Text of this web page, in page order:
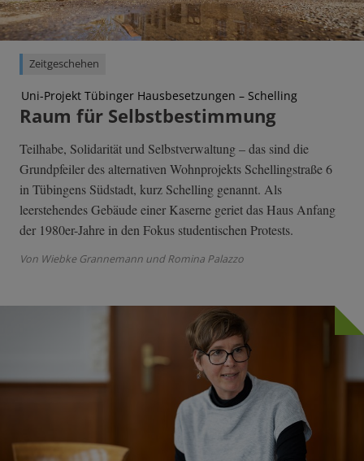
Zeitgeschehen
Uni-Projekt Tübinger Hausbesetzungen – Schelling
Raum für Selbstbestimmung
Teilhabe, Solidarität und Selbstverwaltung – das sind die
Grundpfeiler des alternativen Wohnprojekts Schellingstraße 6
in Tübingens Südstadt, kurz Schelling genannt. Als
leerstehendes Gebäude einer Kaserne geriet das Haus Anfang
der 1980er-Jahre in den Fokus studentischen Protests.
Von Wiebke Grannemann und Romina Palazzo